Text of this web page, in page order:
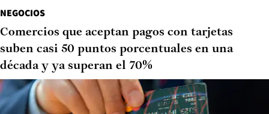
NEGOCIOS
Comercios que aceptan pagos con tarjetas
suben casi 50 puntos porcentuales en una
década y ya superan el 70%